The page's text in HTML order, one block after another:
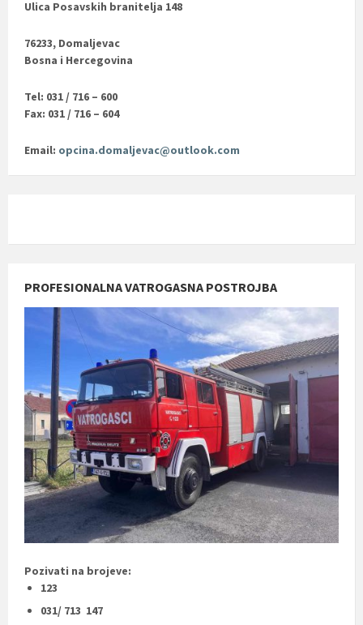
Ulica Posavskih branitelja 148
76233, Domaljevac
Bosna i Hercegovina
Tel: 031 / 716 – 600
Fax: 031 / 716 – 604
Email: opcina.domaljevac@outlook.com
PROFESIONALNA VATROGASNA POSTROJBA
Pozivati na brojeve:
123
031/ 713 147